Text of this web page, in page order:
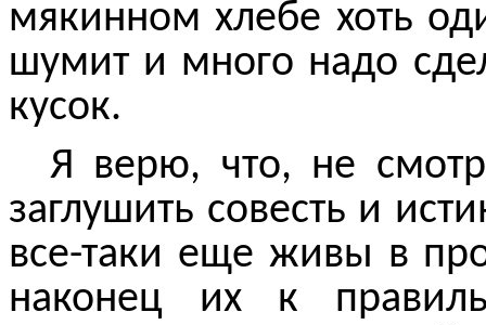
мякинном хлебе хоть
шумит и много надо
кусок.
Я верю, что, не
заглушить совесть и
все-таки еще живы в
наконец их к